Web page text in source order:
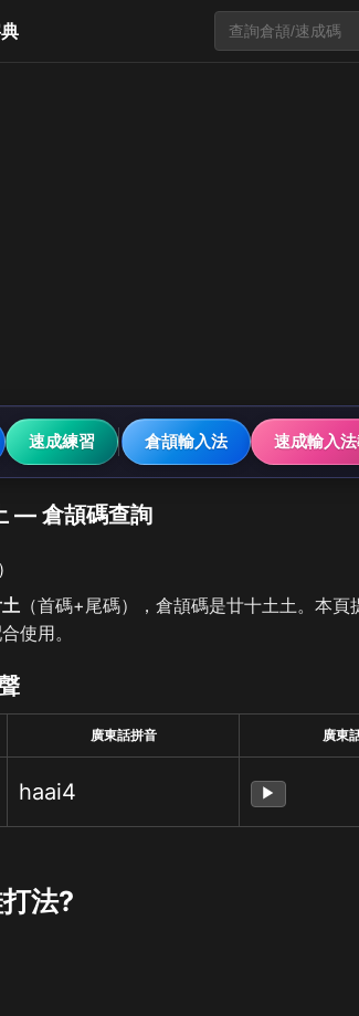
速成練習 倉頡輸入法 速成輸入
— 倉頡碼查詢
（首碼+尾碼），倉頡碼是廿十土土。本
使用。
廣東話拼音 廣東
haai4 ▶
法?